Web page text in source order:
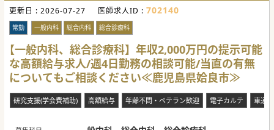
更新日 : 2026-07-27 医師求人ID : 702140
常勤 一般内科 総合内科 総合診療科
【一般内科、総合診療科】年収2,000万円の提示可能
な高額給与求人/週4日勤務の相談可能/当直の有無
についてもご相談ください≪鹿児島県姶良市≫
研究支援(学会費補助) 高額給与 年齢不問・ベテラン歓迎 電子カルテ 車通